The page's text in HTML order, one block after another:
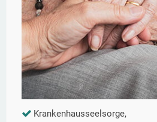
Krankenhausseelsorge,